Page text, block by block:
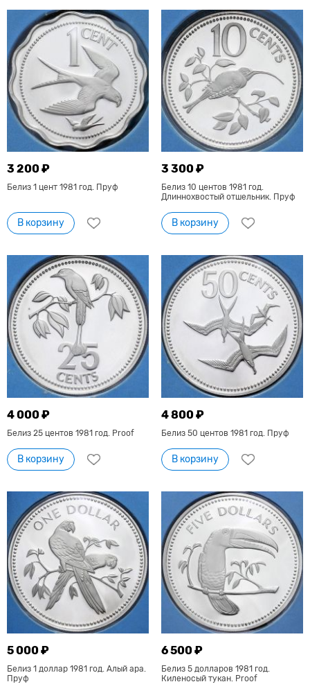
3 200 ₽
Белиз 1 цент 1981 год. Пруф
В корзину
3 300 ₽
Белиз 10 центов 1981 год.
Длиннохвостый отшельник. Пруф
В корзину
4 000 ₽
Белиз 25 центов 1981 год. Proof
В корзину
4 800 ₽
Белиз 50 центов 1981 год. Пруф
В корзину
5 000 ₽
Белиз 1 доллар 1981 год. Алый ара.
Пруф
6 500 ₽
Белиз 5 долларов 1981 год.
Киленосый тукан. Proof